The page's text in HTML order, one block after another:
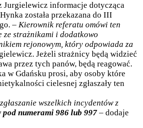
Jurgielewicz informacje dotycząca
została przekazana do III
– Kierownik referatu omówi ten
ze strażnikami i dodatkowo
rejonowym, który odpowiada za
Jeżeli strażnicy będą widzieć
przez tych panów, będą reagować.
w Gdańsku prosi, aby osoby które
cielesnej zgłaszały ten
wszelkich incydentów z
pod numerami 986 lub 997 – dodaje